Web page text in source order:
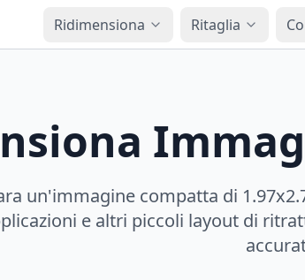
Ridimensiona Ritaglia
un'immagine compatta di
e altri piccoli layout di